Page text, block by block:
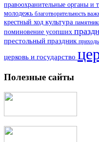
правоохранительные органы и
молодежь благотворительность
крестный ход культура
поминовение усопших
престольный праздник
церковь и государство
Полезные сайты